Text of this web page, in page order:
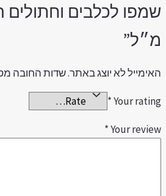
לא יוצג באתר.שדות החובה
Your
*
Your
*